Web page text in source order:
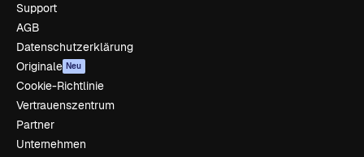
Support
AGB
Datenschutzerklärung
Originale Neu
Cookie-Richtlinie
Vertrauenszentrum
Partner
Unternehmen